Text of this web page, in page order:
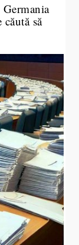
căută să